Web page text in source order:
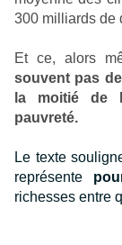
300 milliards de
Et ce, alors
souvent pas
la moitié de
pauvreté.
Le texte
représente
richesses entre